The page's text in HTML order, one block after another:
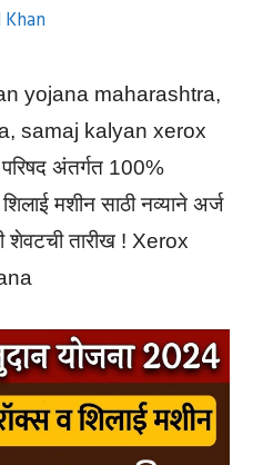
yojana maharashtra,
samaj kalyan xerox
अंतर्गत 100%
मशीन साठी नव्याने अर्ज
शेवटची तारीख ! Xerox